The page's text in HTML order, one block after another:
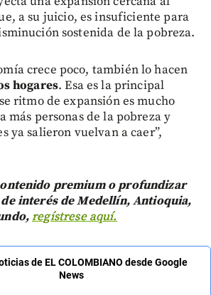
a su juicio, es insuficiente para
sostenida de la pobreza.
crece poco, también lo hacen
hogares. Esa es la principal
ritmo de expansión es mucho
más personas de la pobreza y
ya salieron vuelvan a caer”,
premium o profundizar
interés de Medellín, Antioquia,
regístrese aquí.
de EL COLOMBIANO desde Google
News